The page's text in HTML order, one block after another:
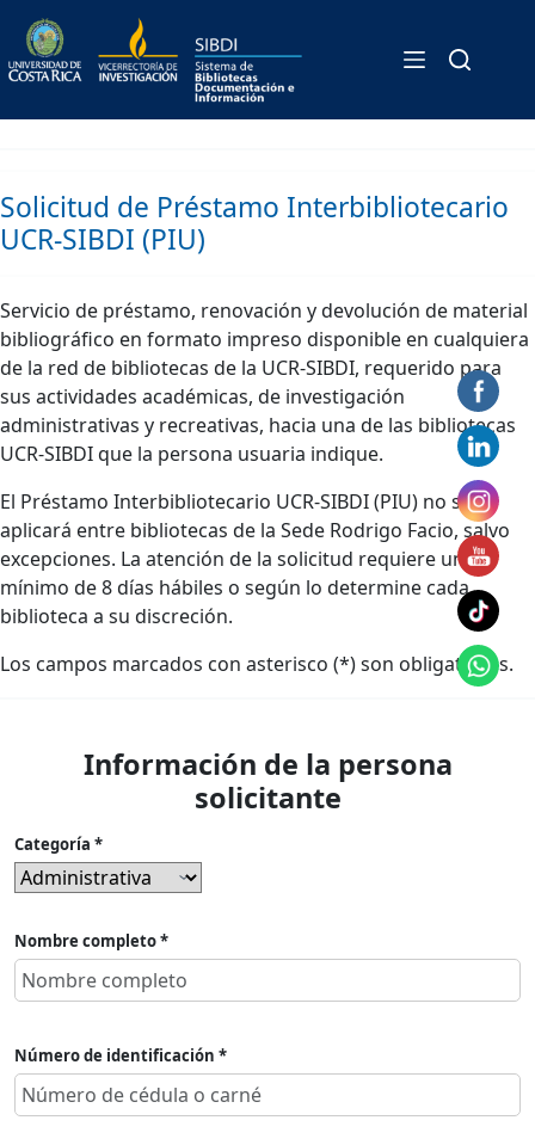
content
Formulario / Préstamo
Interbibliotecario PIU
Solicitud de Préstamo Interbibliotecario
UCR-SIBDI (PIU)
Servicio de préstamo, renovación y devolución de material
bibliográfico en formato impreso disponible en cualquiera
de la red de bibliotecas de la UCR-SIBDI, requerido para
sus actividades académicas, de investigación
administrativas y recreativas, hacia una de las bibliotecas
UCR-SIBDI que la persona usuaria indique.
El Préstamo Interbibliotecario UCR-SIBDI (PIU) no se
aplicará entre bibliotecas de la Sede Rodrigo Facio, salvo
excepciones. La atención de la solicitud requiere un
mínimo de 8 días hábiles o según lo determine cada
biblioteca a su discreción.
Los campos marcados con asterisco (*) son obligatorios.
Información de la persona
solicitante
Categoría *
Nombre completo *
Número de identificación *